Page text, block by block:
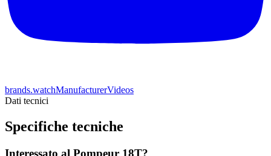
brands.watchManufacturerVideos
Dati tecnici
Specifiche tecniche
Interessato al Pompeur 18T?